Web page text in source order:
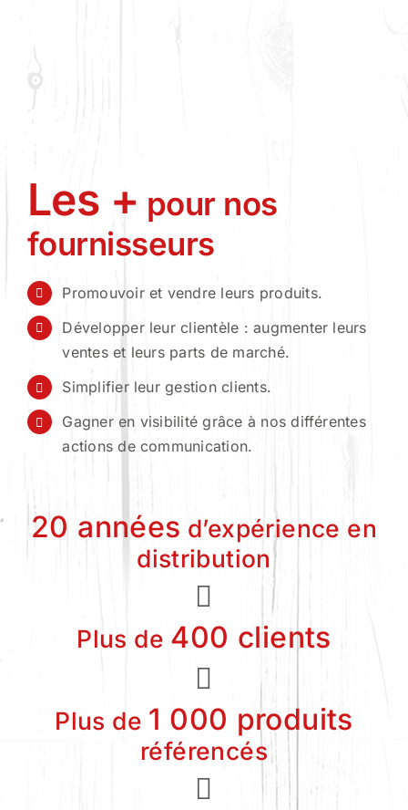
Les + pour nos
fournisseurs
Promouvoir et vendre leurs produits.
Développer leur clientèle : augmenter leurs
ventes et leurs parts de marché.
Simplifier leur gestion clients.
Gagner en visibilité grâce à nos différentes
actions de communication.
20 années d’expérience en
distribution
Plus de 400 clients
Plus de 1 000 produits
référencés